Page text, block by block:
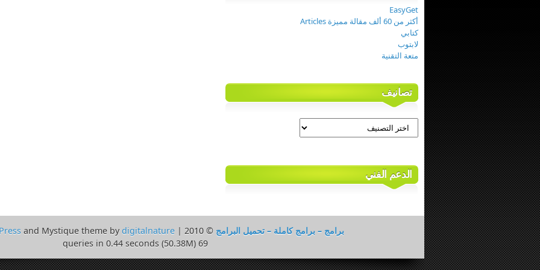
EasyGet
أكثر من 60 ألف مقالة مميزة Articles
كتابي
لابتوب
متعة التقنية
تصانيف
تصانيف
الدعم الفني
برامج – برامج كاملة – تحميل البرامج © 2010 | Powered by
and Mystique theme bydigitalnature
69 queries in 0.44 seconds (50.38M)